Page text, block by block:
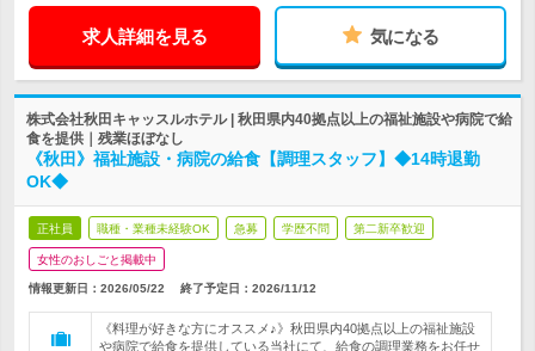
求人詳細を見る 気になる
株式会社秋田キャッスルホテル | 秋田県内40拠点以上の福祉施設や病院で給
食を提供｜残業ほぼなし
《秋田》福祉施設・病院の給食【調理スタッフ】◆14時退勤
OK◆
正社員 職種・業種未経験OK 急募 学歴不問 第二新卒歓迎
女性のおしごと掲載中
情報更新日：2026/05/22 終了予定日： 2026/11/12
《料理が好きな方にオススメ♪》秋田県内40拠点以上の福祉施設
や病院で給食を提供している当社にて、給食の調理業務をお任せ